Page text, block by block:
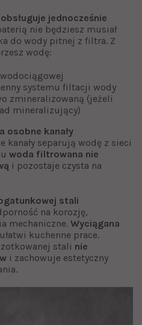
obsługuje jednocześnie
nie będziesz musiał
do wody pitnej z filtra. Z
wodę:
systemu filtacji wody
zmineralizowaną (jeżeli
mineralizujący)
osobne kanały
kanały separują wodę z sieci
woda filtrowana nie
i pozostaje czysta na
stali
na korozję,
mechaniczne. Wyciągana
kuchenne prace.
stali nie
i zachowuje estetyczny